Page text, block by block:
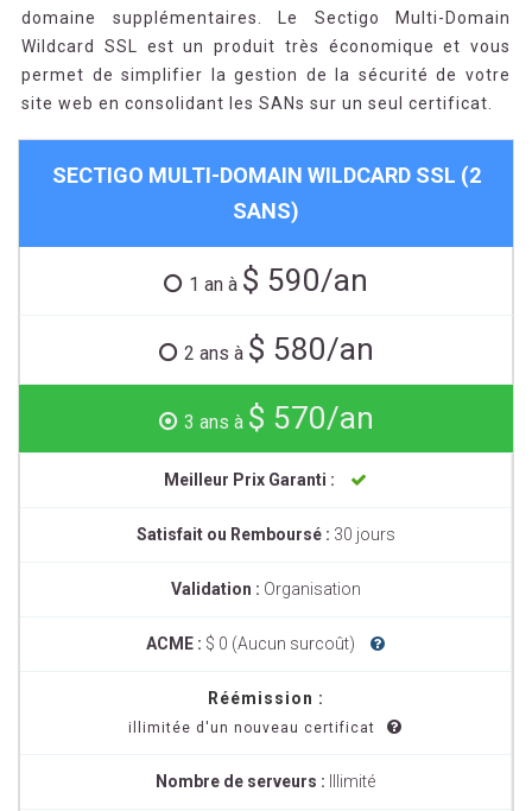
domaine supplémentaires. Le Sectigo Multi-Domain
Wildcard SSL est un produit très économique et vous
permet de simplifier la gestion de la sécurité de votre
site web en consolidant les SANs sur un seul certificat.
SECTIGO MULTI-DOMAIN WILDCARD SSL (2
SANS)
1 an à $ 590/an
2 ans à $ 580/an
3 ans à $ 570/an
Meilleur Prix Garanti :
Satisfait ou Remboursé : 30 jours
Validation : Organisation
ACME : $ 0 (Aucun surcoût)
Réémission :
illimitée d'un nouveau certificat
Nombre de serveurs : Illimité